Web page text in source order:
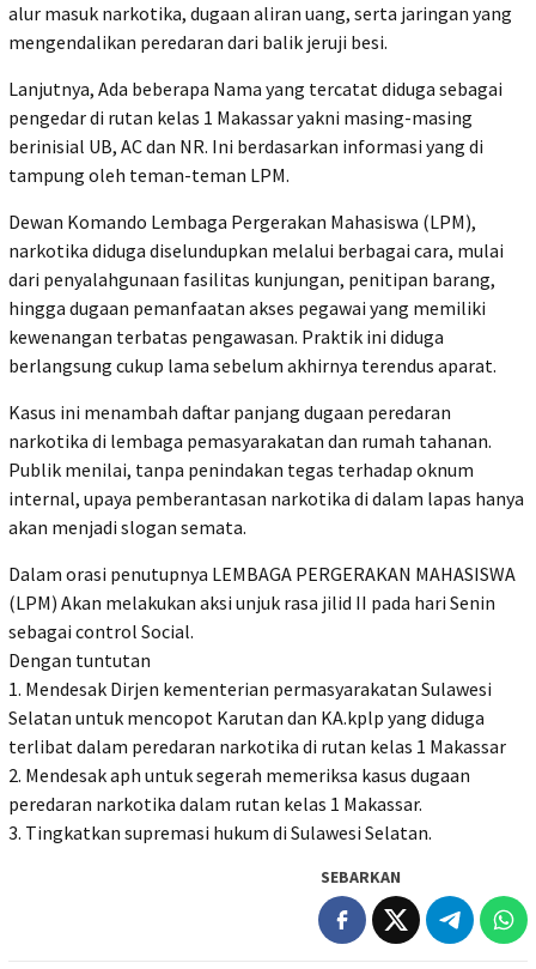
alur masuk narkotika, dugaan aliran uang, serta jaringan yang
mengendalikan peredaran dari balik jeruji besi.
Lanjutnya, Ada beberapa Nama yang tercatat diduga sebagai
pengedar di rutan kelas 1 Makassar yakni masing-masing
berinisial UB, AC dan NR. Ini berdasarkan informasi yang di
tampung oleh teman-teman LPM.
Dewan Komando Lembaga Pergerakan Mahasiswa (LPM),
narkotika diduga diselundupkan melalui berbagai cara, mulai
dari penyalahgunaan fasilitas kunjungan, penitipan barang,
hingga dugaan pemanfaatan akses pegawai yang memiliki
kewenangan terbatas pengawasan. Praktik ini diduga
berlangsung cukup lama sebelum akhirnya terendus aparat.
Kasus ini menambah daftar panjang dugaan peredaran
narkotika di lembaga pemasyarakatan dan rumah tahanan.
Publik menilai, tanpa penindakan tegas terhadap oknum
internal, upaya pemberantasan narkotika di dalam lapas hanya
akan menjadi slogan semata.
Dalam orasi penutupnya LEMBAGA PERGERAKAN MAHASISWA
(LPM) Akan melakukan aksi unjuk rasa jilid II pada hari Senin
sebagai control Social.
Dengan tuntutan
1. Mendesak Dirjen kementerian permasyarakatan Sulawesi
Selatan untuk mencopot Karutan dan KA.kplp yang diduga
terlibat dalam peredaran narkotika di rutan kelas 1 Makassar
2. Mendesak aph untuk segerah memeriksa kasus dugaan
peredaran narkotika dalam rutan kelas 1 Makassar.
3. Tingkatkan supremasi hukum di Sulawesi Selatan.
SEBARKAN